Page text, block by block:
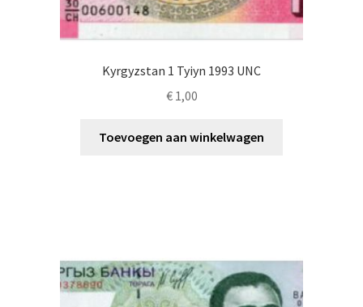
Kyrgyzstan 1 Tyiyn 1993 UNC
€1,00
Toevoegen aan winkelwagen